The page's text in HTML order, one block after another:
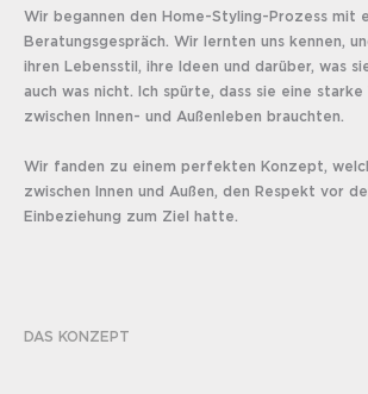
Wir begannen den Home-Styling-Prozess mit
Beratungsgespräch. Wir lernten uns kennen,
ihren Lebensstil, ihre Ideen und darüber, was
auch was nicht. Ich spürte, dass sie eine starke
zwischen Innen- und Außenleben brauchten.
Wir fanden zu einem perfekten Konzept,
zwischen Innen und Außen, den Respekt vor
Einbeziehung zum Ziel hatte.
DAS KONZEPT